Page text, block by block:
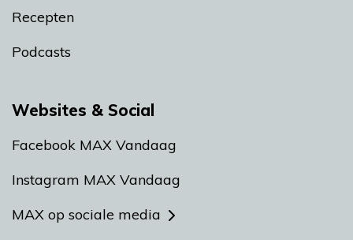
Recepten
Podcasts
Websites & Social
Facebook MAX Vandaag
Instagram MAX Vandaag
MAX op sociale media